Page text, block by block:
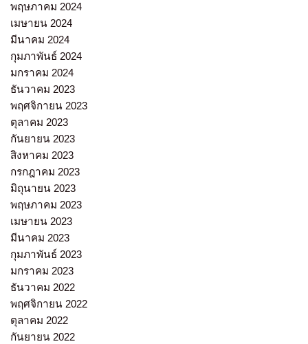
พฤษภาคม 2024
เมษายน 2024
มีนาคม 2024
กุมภาพันธ์ 2024
มกราคม 2024
ธันวาคม 2023
พฤศจิกายน 2023
ตุลาคม 2023
กันยายน 2023
สิงหาคม 2023
กรกฎาคม 2023
มิถุนายน 2023
พฤษภาคม 2023
เมษายน 2023
มีนาคม 2023
กุมภาพันธ์ 2023
มกราคม 2023
ธันวาคม 2022
พฤศจิกายน 2022
ตุลาคม 2022
กันยายน 2022